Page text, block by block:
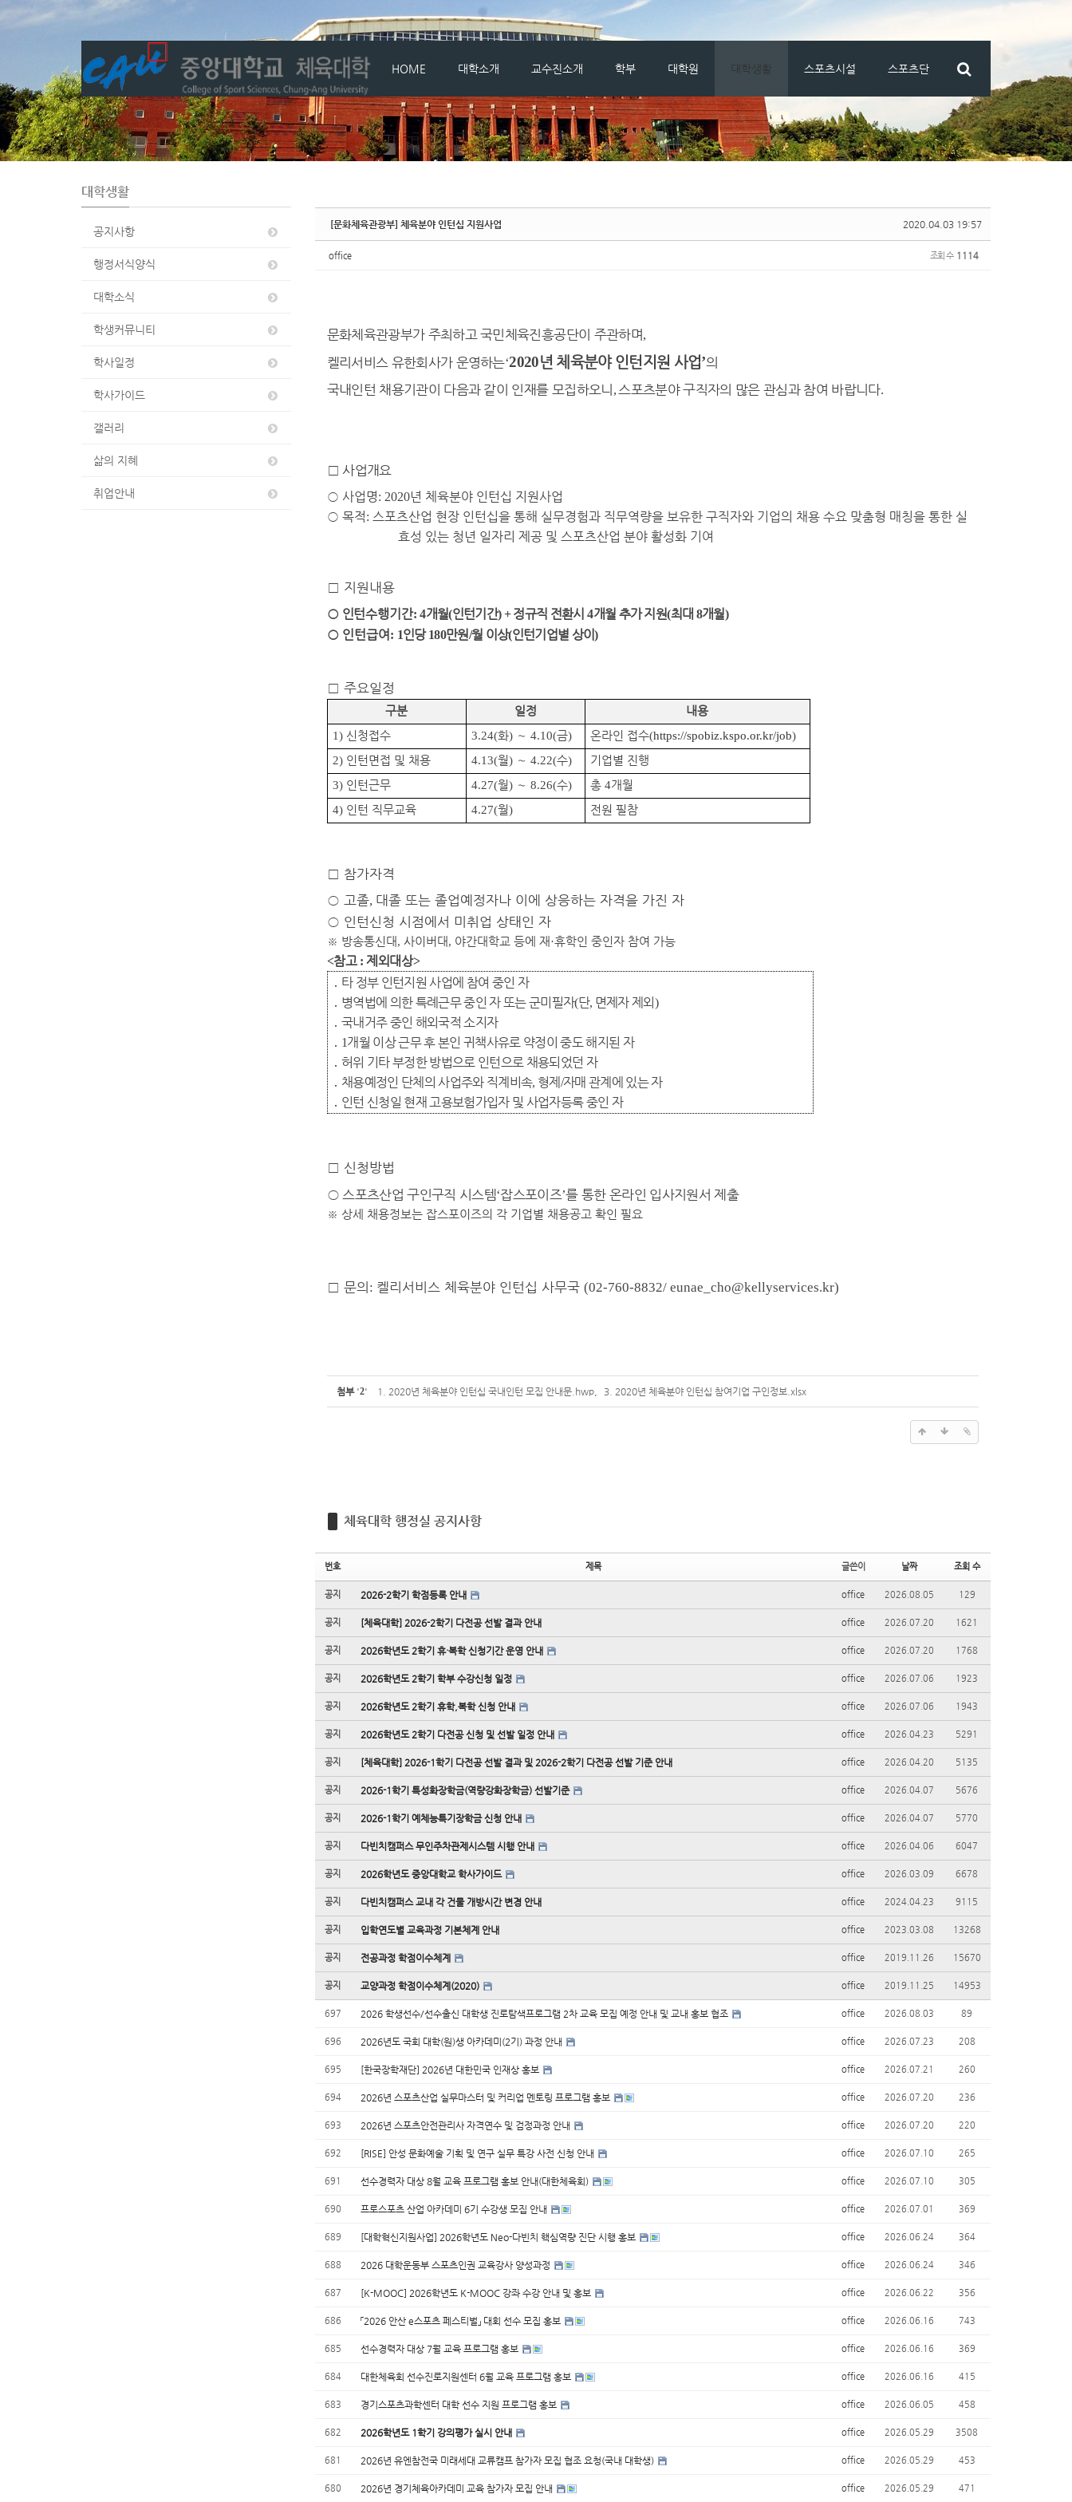
메뉴 건너뛰기
HOME 대학소개 교수진소개 학부 대학원 대학생활 스포츠시설 스포츠단
대학생활
공지사항
행정서식양식
대학소식
학생커뮤니티
학사일정
학사가이드
갤러리
삶의 지혜
취업안내
2020.04.03 19:57
[문화체육관광부] 체육분야 인턴십 지원사업
office 조회 수 1114
문화체육관광부가 주최하고 국민체육진흥공단이 주관하며,
켈리서비스 유한회사가 운영하는‘2020년 체육분야 인턴지원 사업’의
국내인턴 채용기관이 다음과 같이 인재를 모집하오니,스포츠분야 구직자의 많은 관심과 참여 바랍니다.
□ 사업개요
○ 사업명: 2020년 체육분야 인턴십 지원사업
○ 목적: 스포츠산업 현장 인턴십을 통해 실무경험과 직무역량을 보유한 구직자와 기업의 채용 수요 맞춤형 매칭을 통한 실
효성 있는 청년 일자리 제공 및 스포츠산업 분야 활성화 기여
□ 지원내용
○ 인턴수행기간:4개월(인턴기간) +정규직 전환시4개월 추가 지원(최대 8개월)
○ 인턴급여 : 1인당180만원/월 이상(인턴기업별 상이)
□ 주요일정
구분 일정
내용
1) 신청접수 3.24(화) ∼4.10(금) 온라인 접수(https://spobiz.kspo.or.kr/job)
2) 인턴면접 및 채용 4.13(월) ∼4.22(수)
기업별 진행
3) 인턴근무 4.27(월) ∼8.26(수) 총4개월
4) 인턴 직무교육 4.27(월) 전원 필참
□ 참가자격
○ 고졸, 대졸 또는 졸업예정자나 이에 상응하는 자격을 가진 자
○ 인턴신청 시점에서 미취업 상태인 자
※ 방송통신대, 사이버대, 야간대학교 등에 재·휴학인 중인자 참여 가능
<참고:제외대상>
․ 타 정부 인턴지원 사업에 참여 중인 자
․ 병역법에 의한 특례근무 중인 자 또는 군미필자(단, 면제자 제외 )
․ 국내거주 중인 해외국적 소지자
․ 1개월 이상 근무 후 본인 귀책사유로 약정이 중도 해지된 자
․ 허위 기타 부정한 방법으로 인턴으로 채용되었던 자
․ 채용예정인 단체의 사업주와 직계비속, 형제 /자매 관계에 있는 자
․ 인턴 신청일 현재 고용보험가입자 및 사업자등록 중인 자
□ 신청방법
○ 스포츠산업 구인구직 시스템‘잡스포이즈’를 통한 온라인 입사지원서 제출
※ 상세 채용정보는 잡스포이즈의 각 기업별 채용공고 확인 필요
□ 문의 : 켈리서비스 체육분야 인턴십 사무국 (02-760-8832/ eunae_cho@kellyservices.kr)
첨부 '2' 1. 2020년 체육분야 인턴십 국내인턴 모집 안내문.hwp, 3. 2020년 체육분야 인턴십 참여기업 구인정보.xlsx
체육대학 행정실 공지사항
번호 제목 글쓴이 날짜 조회 수
공지 2026-2학기 학점등록 안내 office 2026.08.05 129
공지 [체육대학] 2026-2학기 다전공 선발 결과 안내 office 2026.07.20 1621
공지 2026학년도 2학기 휴·복학 신청기간 운영 안내 office 2026.07.20 1768
공지 2026학년도 2학기 학부 수강신청 일정 office 2026.07.06 1923
공지 2026학년도 2학기 휴학,복학 신청 안내 office 2026.07.06 1943
공지 2026학년도 2학기 다전공 신청 및 선발 일정 안내 office 2026.04.23 5291
공지 [체육대학] 2026-1학기 다전공 선발 결과 및 2026-2학기 다전공 선발 기준 안내 office 2026.04.20 5135
공지 2026-1학기 특성화장학금(역량강화장학금) 선발기준 office 2026.04.07 5676
공지 2026-1학기 예체능특기장학금 신청 안내 office 2026.04.07 5770
공지 다빈치캠퍼스 무인주차관제시스템 시행 안내 office 2026.04.06 6047
공지 2026학년도 중앙대학교 학사가이드 office 2026.03.09 6678
공지 다빈치캠퍼스 교내 각 건물 개방시간 변경 안내 office 2024.04.23 9115
공지 입학연도별 교육과정 기본체계 안내 office 2023.03.08 13268
공지 전공과정 학점이수체계 office 2019.11.26 15670
공지 교양과정 학점이수체계(2020) office 2019.11.25 14953
697 2026 학생선수/선수출신 대학생 진로탐색프로그램 2차 교육 모집 예정 안내 및 교내 홍보 협조 office 2026.08.03 89
696 2026년도 국회 대학(원)생 아카데미(2기) 과정 안내 office 2026.07.23 208
695 [한국장학재단] 2026년 대한민국 인재상 홍보 office 2026.07.21 260
694 2026년 스포츠산업 실무마스터 및 커리업 멘토링 프로그램 홍보 office 2026.07.20 236
693 2026년 스포츠안전관리사 자격연수 및 검정과정 안내 office 2026.07.20 220
692 [RISE] 안성 문화예술 기획 및 연구 실무 특강 사전 신청 안내 office 2026.07.10 265
691 선수경력자 대상 8월 교육 프로그램 홍보 안내(대한체육회) office 2026.07.10 305
690 프로스포츠 산업 아카데미 6기 수강생 모집 안내 office 2026.07.01 369
689 [대학혁신지원사업] 2026학년도 Neo-다빈치 핵심역량 진단 시행 홍보 office 2026.06.24 364
688 2026 대학운동부 스포츠인권 교육강사 양성과정 office 2026.06.24 346
687 [K-MOOC] 2026학년도 K-MOOC 강좌 수강 안내 및 홍보 office 2026.06.22 356
686 「2026 안산 e스포츠 페스티벌」 대회 선수 모집 홍보 office 2026.06.16 743
685 선수경력자 대상 7월 교육 프로그램 홍보 office 2026.06.16 369
684 대한체육회 선수진로지원센터 6월 교육 프로그램 홍보 office 2026.06.16 415
683 경기스포츠과학센터 대학 선수 지원 프로그램 홍보 office 2026.06.05 458
682 2026학년도 1학기 강의평가 실시 안내 office 2026.05.29 3508
681 2026년 유엔참전국 미래세대 교류캠프 참가자 모집 협조 요청(국내 대학생) office 2026.05.29 453
680 2026년 경기체육아카데미 교육 참가자 모집 안내 office 2026.05.29 471